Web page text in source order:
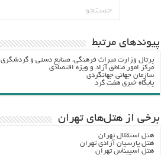
پيوندهاي مرتبط
پرتال وزارت ميراث فرهنگي، صنایع دستی و گردشگري
مرکز امور مناطق آزاد و ویژه اقتصادی
سازمان جهانی جهانگردی
پایگاه خبری هفت گرد
برخی از هتل‌های تهران
هتل استقلال تهران
هتل پارسیان آزادی تهران
هتل اسپیناس تهران